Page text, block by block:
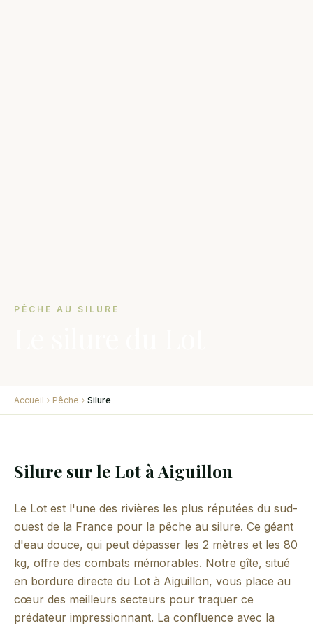
PÊCHE AU SILURE
Accueil Pêche Silure
Silure sur le Lot à Aiguillon
Le Lot est l'une des rivières les plus réputées du sud-
ouest de la France pour la pêche au silure. Ce géant
d'eau douce, qui peut dépasser les 2 mètres et les 80
kg, offre des combats mémorables. Notre gîte, situé
en bordure directe du Lot à Aiguillon, vous place au
cœur des meilleurs secteurs pour traquer ce
prédateur impressionnant. La confluence avec la